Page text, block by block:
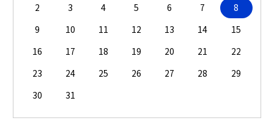
2
3 4 5 6 7
8
9
10 11 12 13 14
15
16
17 18 19 20 21
22
23
24 25 26 27 28
29
30
31